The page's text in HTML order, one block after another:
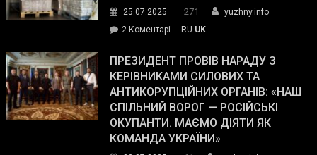
The
Street
Journal.
25.07.2025 271
yuzhny.info
2 Коментарі
Південному
працівникам
ОПЗ
з
матеріального
резерву
RU UK
ПРЕЗИДЕНТ ПРОВІВ НАРАДУ З
КЕРІВНИКАМИ СИЛОВИХ ТА
АНТИКОРУПЦІЙНИХ ОРГАНІВ: «НАШ
СПІЛЬНИЙ ВОРОГ — РОСІЙСЬКІ
ОКУПАНТИ. МАЄМО ДІЯТИ ЯК
КОМАНДА УКРАЇНИ»